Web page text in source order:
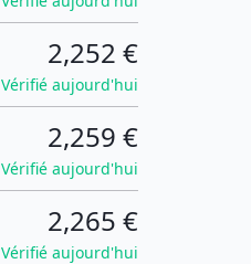
2,252 €
Vérifié aujourd'hui
2,259 €
Vérifié aujourd'hui
2,265 €
Vérifié aujourd'hui